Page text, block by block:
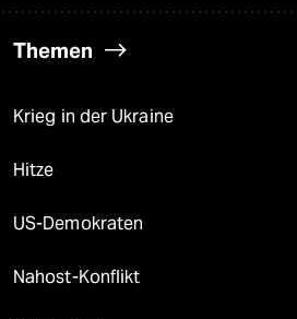
Themen
Krieg in der Ukraine
Hitze
US-Demokraten
Nahost-Konflikt